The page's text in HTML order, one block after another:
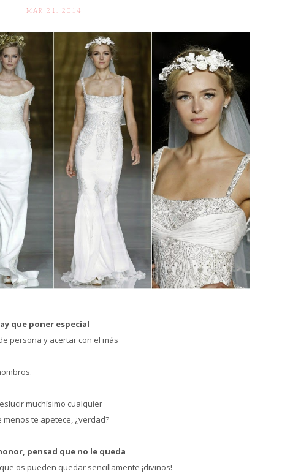
MAR 21. 2014
que poner especial
persona y acertar con el más
muchísimo cualquier
te apetece, ¿verdad?
pensad que no le queda
os pueden quedar sencillamente ¡divinos!